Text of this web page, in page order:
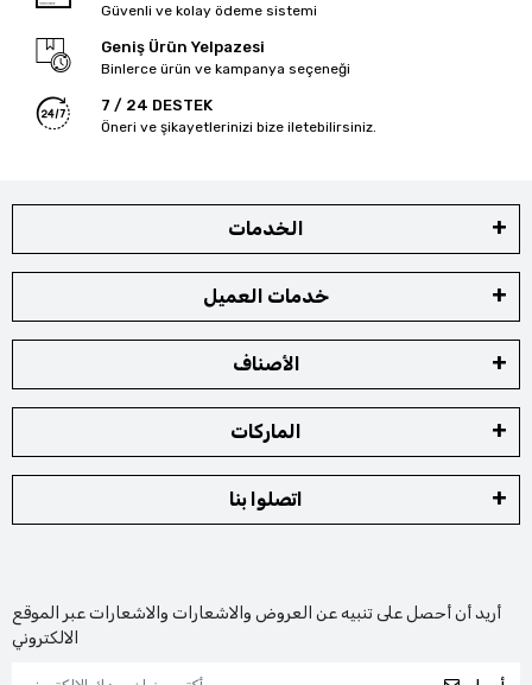
Güvenli ve kolay ödeme sistemi
Geniş Ürün Yelpazesi
Binlerce ürün ve kampanya seçeneği
7 / 24 DESTEK
Öneri ve şikayetlerinizi bize iletebilirsiniz.
الخدمات
خدمات العميل
الأصناف
الماركات
اتصلوا بنا
أريد أن أحصل على تنبيه عن العروض والاشعارات والاشعارات عبر الموقع
الالكتروني